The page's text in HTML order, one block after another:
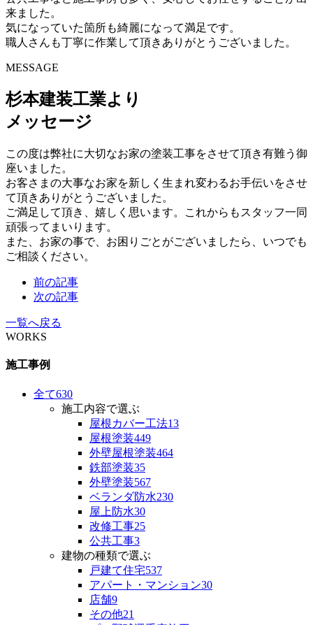
来ました。
気になっていた箇所も綺麗になって満足です。
職人さんも丁寧に作業して頂きありがとうございました。
MESSAGE
杉本建装工業より
メッセージ
この度は弊社に大切なお家の塗装工事をさせて頂き有難う御
座いました。
お客さまの大事なお家を新しく生まれ変わるお手伝いをさせ
て頂きありがとうございました。
ご満足して頂き、嬉しく思います。これからもスタッフ一同
頑張ってまいります。
また、お家の事で、お困りごとがございましたら、いつでも
ご相談ください。
前の記事
次の記事
一覧へ戻る
WORKS
施工事例
全て630
施工内容で選ぶ
屋根カバー工法13
屋根塗装449
外壁屋根塗装464
鉄部塗装35
外壁塗装567
ベランダ防水230
屋上防水30
改修工事25
公共工事3
建物の種類で選ぶ
戸建て住宅537
アパート・マンション30
店舗9
その他21